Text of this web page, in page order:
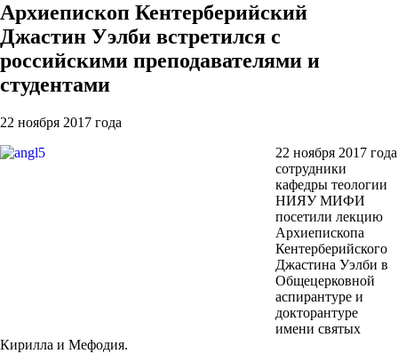
Архиепископ Кентерберийский
Джастин Уэлби встретился с
российскими преподавателями и
студентами
22 ноября 2017 года
22 ноября 2017 года
сотрудники
кафедры теологии
НИЯУ МИФИ
посетили лекцию
Архиепископа
Кентерберийского
Джастина Уэлби в
Общецерковной
аспирантуре и
докторантуре
имени святых
Кирилла и Мефодия.